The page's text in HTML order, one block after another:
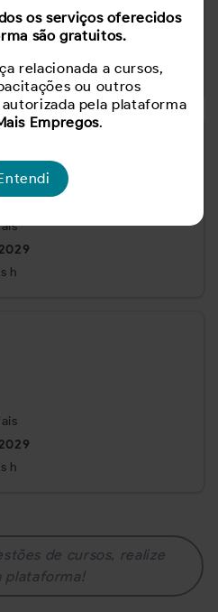
h
h
h
de cursos, realize
plataforma!
os serviços oferecidos
são gratuitos.
relacionada a cursos,
ou outros
pela plataforma
Empregos.